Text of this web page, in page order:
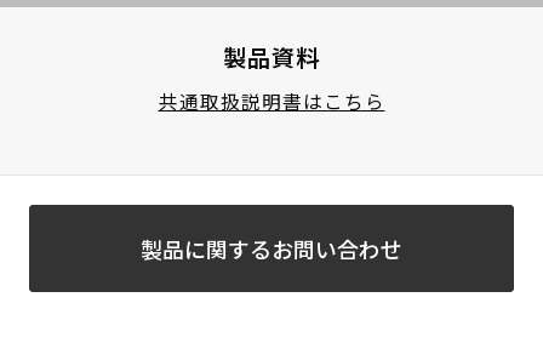
製品資料
共通取扱説明書はこちら
製品に関するお問い合わせ